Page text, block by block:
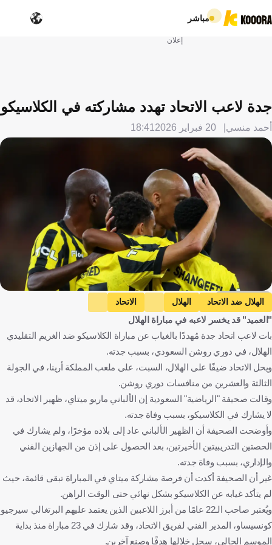
مباشر
إعلان
جدة لاعب الاتحاد تهدد مشاركته في الكلاسيكو
أحمد منسي 20 فبراير 2026 18:41
Getty Images
الهلال ضد الاتحاد الهلال
الاتحاد
دوري روشن السعودي
ماريو ميتاج
ألبانيا
كرة قدم
"العميد" قد يخسر لاعبه في مباراة الهلال
بات لاعب اتحاد جدة مُهددًا بالغياب عن مباراة الكلاسيكو ضد الغريم التقليدي
الهلال، في دوري روشن السعودي، بسبب جدته.
ويحل الاتحاد ضيفًا على الهلال، السبت، على ملعب المملكة أرينا، في الجولة
الثالثة والعشرين من منافسات دوري روشن.
وقالت صحيفة "الرياضية" السعودية إن الألباني ماريو ميتاي، ظهير الاتحاد، قد
لا يشارك في الكلاسيكو، بسبب وفاة جدته.
وأوضحت الصحيفة أن الظهير الألباني عاد إلى بلاده مؤخرًا، ولم يشارك في
الحصتين التدريبيتين الأخيرتين، بعد الحصول على إذن من الجهازين الفني
والإداري، بسبب وفاة جدته.
غير أن الصحيفة أكدت أن فرصة مشاركة ميتاي في المباراة تبقى قائمة، حيث
لم يتأكد غيابه عن الكلاسيكو بشكل نهائي حتى الوقت الراهن.
ويُعتبر صاحب الـ22 عامًا من أبرز اللاعبين الذين يعتمد عليهم البرتغالي سيرجيو
كونسيساو، المدير الفني لفريق الاتحاد، وقد شارك في 23 مباراة منذ بداية
الموسم الحالي، سجل خلالها هدفًا وصنع آخرين.